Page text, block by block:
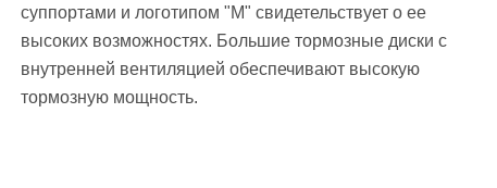
суппортами и логотипом "M" свидетельствует о ее
высоких возможностях. Большие тормозные диски с
внутренней вентиляцией обеспечивают высокую
тормозную мощность.